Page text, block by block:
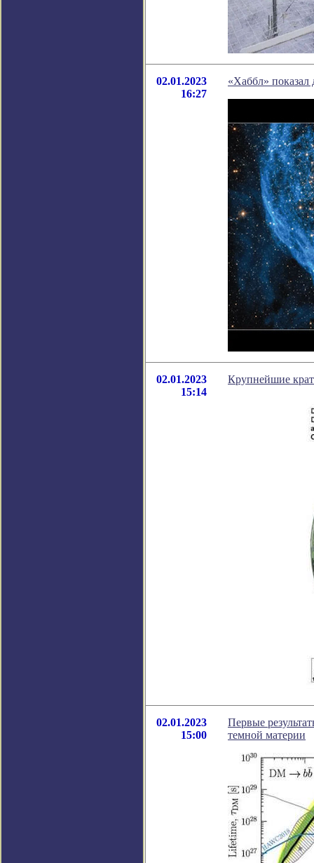
02.01.2023
16:27
«Хаббл» показал
02.01.2023
15:14
Крупнейшие
02.01.2023
15:00
Первые
темной материи